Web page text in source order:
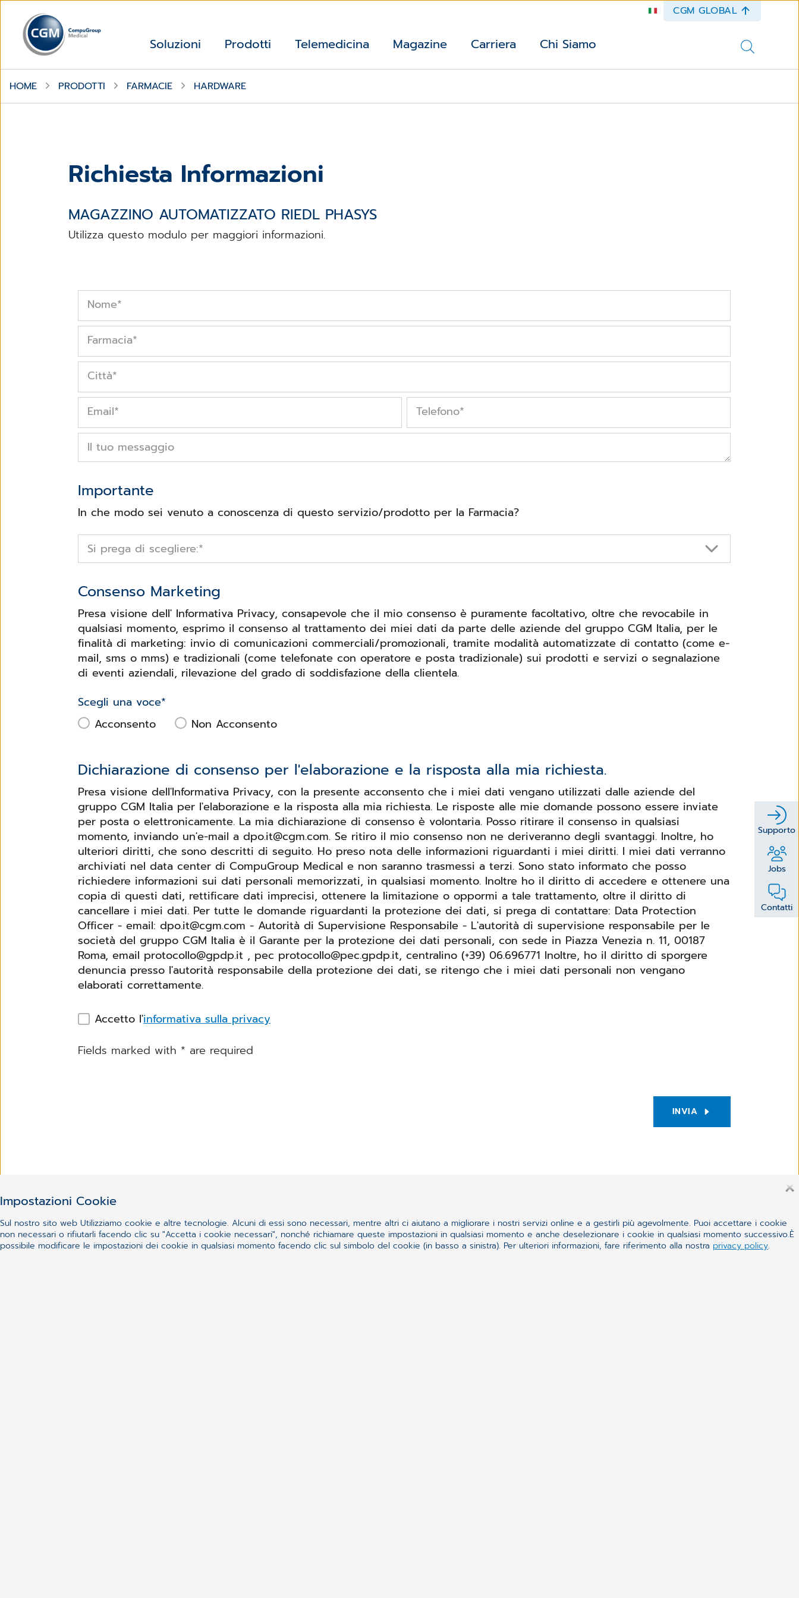
Supporto
Jobs
Contatti
CGM GLOBAL
Soluzioni Prodotti Telemedicina Magazine Carriera Chi Siamo
HOME PRODOTTI FARMACIE HARDWARE
Richiesta Informazioni
MAGAZZINO AUTOMATIZZATO RIEDL PHASYS
Utilizza questo modulo per maggiori informazioni.
Nome*
Farmacia*
Città*
Email* Telefono*
Il tuo messaggio
Importante
In che modo sei venuto a conoscenza di questo servizio/prodotto per la Farmacia?
Si prega di scegliere:*
Consenso Marketing
Presa visione dell' Informativa Privacy, consapevole che il mio consenso è puramente facoltativo, oltre che revocabile in
qualsiasi momento, esprimo il consenso al trattamento dei miei dati da parte delle aziende del gruppo CGM Italia, per le
finalità di marketing: invio di comunicazioni commerciali/promozionali, tramite modalità automatizzate di contatto (come e-
mail, sms o mms) e tradizionali (come telefonate con operatore e posta tradizionale) sui prodotti e servizi o segnalazione
di eventi aziendali, rilevazione del grado di soddisfazione della clientela.
Scegli una voce*
Acconsento
Non Acconsento
Dichiarazione di consenso per l'elaborazione e la risposta alla mia richiesta.
Presa visione dell'Informativa Privacy, con la presente acconsento che i miei dati vengano utilizzati dalle aziende del
gruppo CGM Italia per l'elaborazione e la risposta alla mia richiesta. Le risposte alle mie domande possono essere inviate
per posta o elettronicamente. La mia dichiarazione di consenso è volontaria. Posso ritirare il consenso in qualsiasi
momento, inviando un'e-mail a dpo.it@cgm.com. Se ritiro il mio consenso non ne deriveranno degli svantaggi. Inoltre, ho
ulteriori diritti, che sono descritti di seguito. Ho preso nota delle informazioni riguardanti i miei diritti. I miei dati verranno
archiviati nel data center di CompuGroup Medical e non saranno trasmessi a terzi. Sono stato informato che posso
richiedere informazioni sui dati personali memorizzati, in qualsiasi momento. Inoltre ho il diritto di accedere e ottenere una
copia di questi dati, rettificare dati imprecisi, ottenere la limitazione o oppormi a tale trattamento, oltre il diritto di
cancellare i miei dati. Per tutte le domande riguardanti la protezione dei dati, si prega di contattare: Data Protection
Officer - email: dpo.it@cgm.com - Autorità di Supervisione Responsabile - L'autorità di supervisione responsabile per le
società del gruppo CGM Italia è il Garante per la protezione dei dati personali, con sede in Piazza Venezia n. 11, 00187
Roma, email protocollo@gpdp.it , pec protocollo@pec.gpdp.it, centralino (+39) 06.696771 Inoltre, ho il diritto di sporgere
denuncia presso l'autorità responsabile della protezione dei dati, se ritengo che i miei dati personali non vengano
elaborati correttamente.
Accetto l'informativa sulla privacy
Fields marked with * are required
INVIA
Impostazioni Cookie
Sul nostro sito web Utilizziamo cookie e altre tecnologie. Alcuni di essi sono necessari, mentre altri ci aiutano a migliorare i nostri servizi online e a gestirli più agevolmente. Puoi accettare i cookie
non necessari o rifiutarli facendo clic su "Accetta i cookie necessari", nonché richiamare queste impostazioni in qualsiasi momento e anche deselezionare i cookie in qualsiasi momento successivo.È
possibile modificare le impostazioni dei cookie in qualsiasi momento facendo clic sul simbolo del cookie (in basso a sinistra). Per ulteriori informazioni, fare riferimento alla nostra privacy policy.